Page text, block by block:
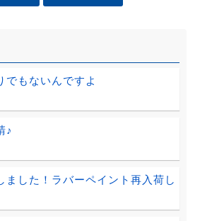
でもないんですよ
♪
ました！ラバーペイント再入荷し